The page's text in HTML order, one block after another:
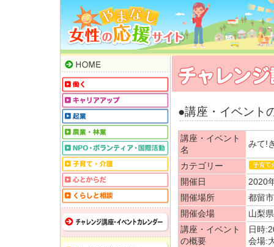
●講座・イベント
講座・イベント
名
みて!
カテゴリー
開催日
2020
開催場所
都留
開催会場
山梨
講座・イベント
の概要
日時
会場: